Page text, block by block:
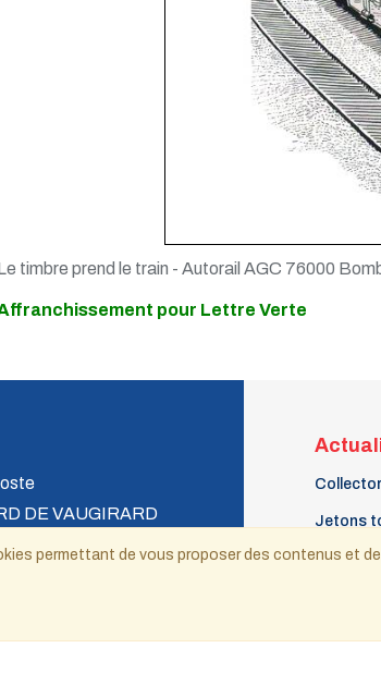
timbre prend le train - Autorail AGC 76000
pour Lettre Verte
DE VAUGIRARD
15
Jetons
Le Phil
permettant de vous proposer des contenus et